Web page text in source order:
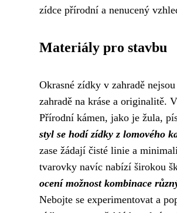
zídce přírodní a nenucený
Materiály pro stavbu
Okrasné zídky v zahradě
zahradě na kráse a originalitě.
Přírodní kámen, jako je žula,
styl se hodí zídky z lomového
zase žádají čisté linie a
tvarovky navíc nabízí širokou
ocení možnost kombinace
Nebojte se experimentovat a